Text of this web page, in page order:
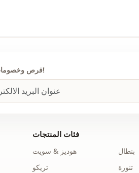
الموسم
قماش
فرص وخصومات سوبر!
فئات المنتجات
هوديز & سويت
تريكو
بنطال
تنورة